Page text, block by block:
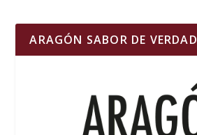
ARAGÓN SABOR DE VERDAD